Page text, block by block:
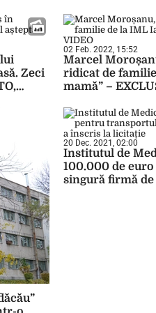
Zeci
02 Feb. 2022, 15:52
Marcel
ridicat de
mamă” –
20 Dec. 2021, 02:00
Institutul de
100.000 de
singură firmă